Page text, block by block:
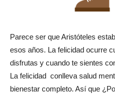
Parece ser que Aristóteles
esos años. La felicidad ocurre
disfrutas y cuando te sientes
La felicidad conlleva salud
bienestar completo. Así que